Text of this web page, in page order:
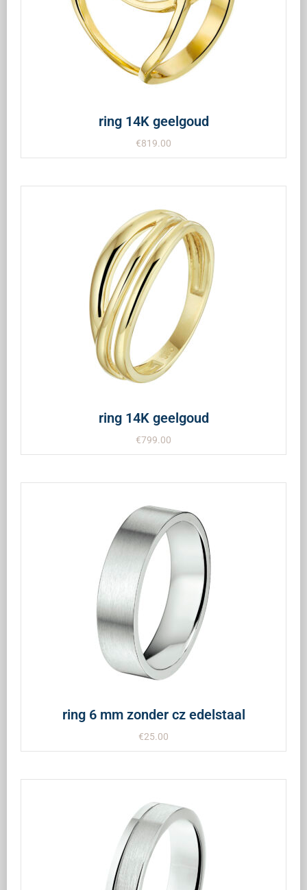
ring 14K geelgoud
€819.00
ring 14K geelgoud
€799.00
ring 6 mm zonder cz edelstaal
€25.00